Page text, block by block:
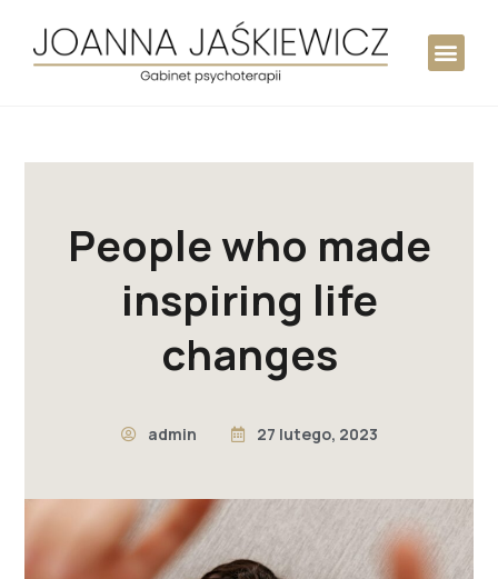
People who made
inspiring life
changes
admin 27 lutego, 2023